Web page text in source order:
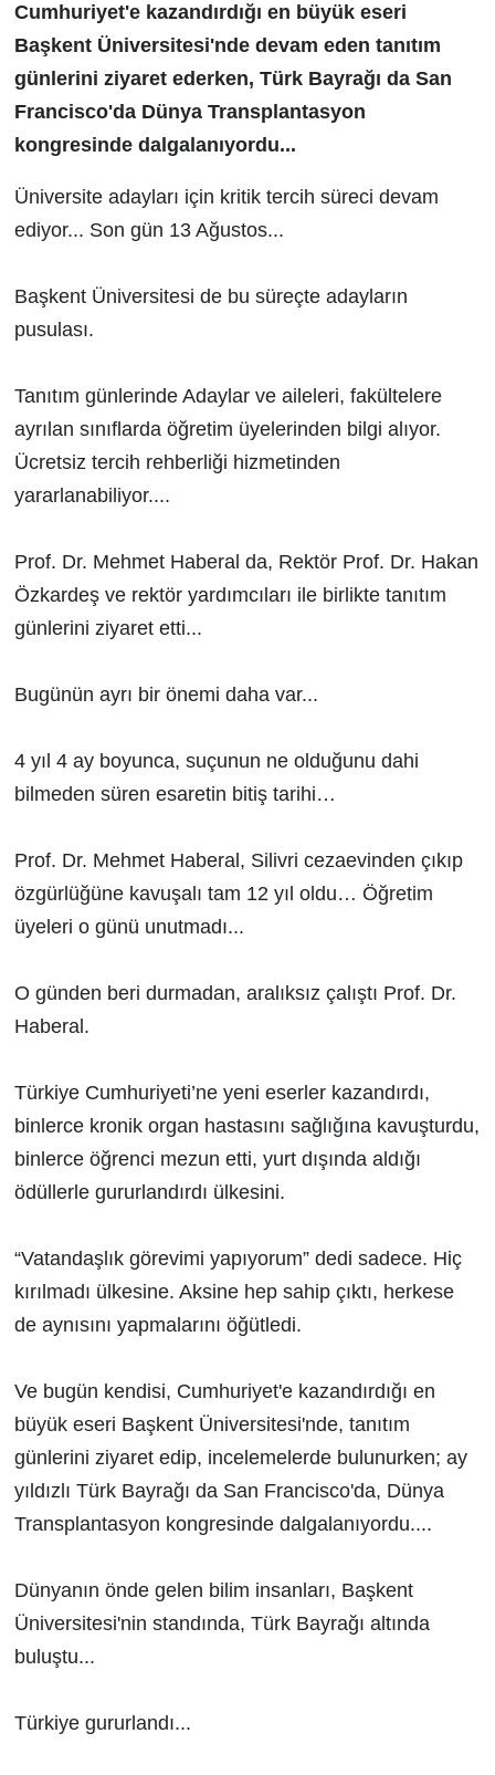
Cumhuriyet'e kazandırdığı en büyük eseri
Başkent Üniversitesi'nde devam eden tanıtım
günlerini ziyaret ederken, Türk Bayrağı da San
Francisco'da Dünya Transplantasyon
kongresinde dalgalanıyordu...
Üniversite adayları için kritik tercih süreci devam
ediyor... Son gün 13 Ağustos...
Başkent Üniversitesi de bu süreçte adayların
pusulası.
Tanıtım günlerinde Adaylar ve aileleri, fakültelere
ayrılan sınıflarda öğretim üyelerinden bilgi alıyor.
Ücretsiz tercih rehberliği hizmetinden
yararlanabiliyor....
Prof. Dr. Mehmet Haberal da, Rektör Prof. Dr. Hakan
Özkardeş ve rektör yardımcıları ile birlikte tanıtım
günlerini ziyaret etti...
Bugünün ayrı bir önemi daha var...
4 yıl 4 ay boyunca, suçunun ne olduğunu dahi
bilmeden süren esaretin bitiş tarihi…
Prof. Dr. Mehmet Haberal, Silivri cezaevinden çıkıp
özgürlüğüne kavuşalı tam 12 yıl oldu… Öğretim
üyeleri o günü unutmadı...
O günden beri durmadan, aralıksız çalıştı Prof. Dr.
Haberal.
Türkiye Cumhuriyeti’ne yeni eserler kazandırdı,
binlerce kronik organ hastasını sağlığına kavuşturdu,
binlerce öğrenci mezun etti, yurt dışında aldığı
ödüllerle gururlandırdı ülkesini.
“Vatandaşlık görevimi yapıyorum” dedi sadece. Hiç
kırılmadı ülkesine. Aksine hep sahip çıktı, herkese
de aynısını yapmalarını öğütledi.
Ve bugün kendisi, Cumhuriyet'e kazandırdığı en
büyük eseri Başkent Üniversitesi'nde, tanıtım
günlerini ziyaret edip, incelemelerde bulunurken; ay
yıldızlı Türk Bayrağı da San Francisco'da, Dünya
Transplantasyon kongresinde dalgalanıyordu....
Dünyanın önde gelen bilim insanları, Başkent
Üniversitesi'nin standında, Türk Bayrağı altında
buluştu...
Türkiye gururlandı...